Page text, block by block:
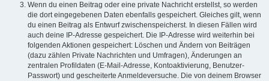
Wenn du einen Beitrag oder eine private Nachricht erstellst, so werden
die dort eingegebenen Daten ebenfalls gespeichert. Gleiches gilt, wenn
du einen Beitrag als Entwurf zwischenspeicherst. In diesen Fällen wird
auch deine IP-Adresse gespeichert. Die IP-Adresse wird weiterhin bei
folgenden Aktionen gespeichert: Löschen und Ändern von Beiträgen
(dazu zählen Private Nachrichten und Umfragen), Änderungen an
zentralen Profildaten (E-Mail-Adresse, Kontoaktivierung, Benutzer-
Passwort) und gescheiterte Anmeldeversuche. Die von deinem Browser